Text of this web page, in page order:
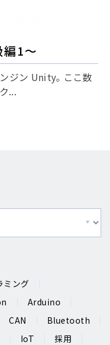
1～
ジン Unity。ここ数
...
ミング
Arduino
CAN
Bluetooth
IoT
採用